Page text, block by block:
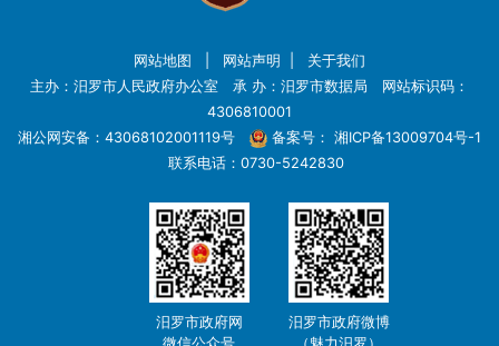
网站地图 网站声明
关于我们
主办：汨罗市人民政府办公室 承 办：汨罗市数据局 网站标识码：
4306810001
湘公网安备：43068102001119号
备案号： 湘ICP备13009704号-1
联系电话：0730-5242830
汨罗市政府网
汨罗市政府微博